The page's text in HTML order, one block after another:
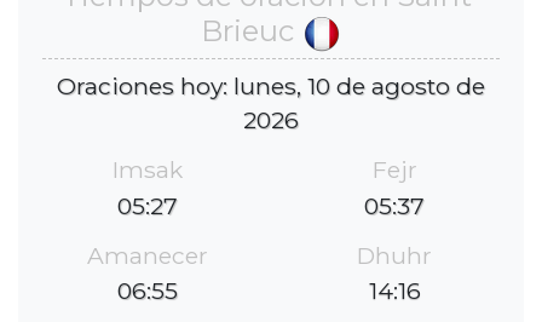
Brieuc
Oraciones hoy: lunes, 10 de agosto de
2026
Imsak
05:27
Fejr
05:37
Amanecer
06:55
Dhuhr
14:16